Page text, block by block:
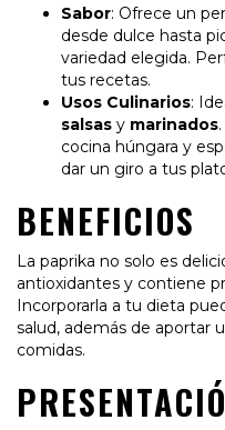
Sabor: Ofrece un
desde dulce hasta
variedad elegida.
tus recetas.
Usos Culinarios:
salsas y marinados
cocina húngara y
dar un giro a tus
BENEFICIOS
La paprika no solo es
antioxidantes y contiene
Incorporarla a tu dieta
salud, además de aportar
comidas.